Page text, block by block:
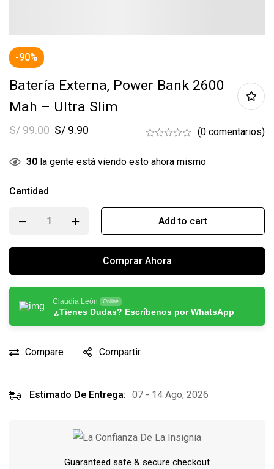
-90%
Batería Externa, Power Bank 2600
Mah – Ultra Slim
S/99.00 S/ 9.90 (0 comentarios)
30 la gente está viendo esto ahora mismo
Cantidad
Add to cart
Comprar Ahora
Claudia León Online
¿Tienes Dudas? Escríbenos por WhatsApp
Compare Compartir
Estimado De Entrega: 07 - 14 Ago, 2026
Guaranteed safe & secure checkout